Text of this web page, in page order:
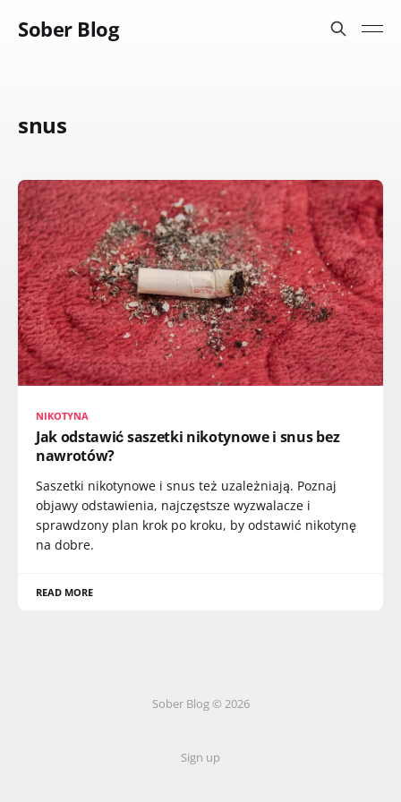
Sober Blog
snus
NIKOTYNA
Jak odstawić saszetki nikotynowe i snus bez
nawrotów?
Saszetki nikotynowe i snus też uzależniają. Poznaj
objawy odstawienia, najczęstsze wyzwalacze i
sprawdzony plan krok po kroku, by odstawić nikotynę
na dobre.
READ MORE
Sober Blog © 2026
Sign up